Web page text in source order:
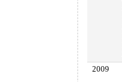
2009